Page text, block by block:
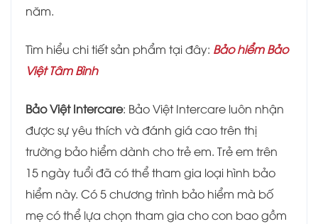
năm.
Tìm hiểu chi tiết sản phẩm tại đây: Bảo hiểm Bảo
Việt Tâm Bình
Bảo Việt Intercare: Bảo Việt Intercare luôn nhận
được sự yêu thích và đánh giá cao trên thị
trường bảo hiểm dành cho trẻ em. Trẻ em trên
15 ngày tuổi đã có thể tham gia loại hình bảo
hiểm này. Có 5 chương trình bảo hiểm mà bố
mẹ có thể lựa chọn tham gia cho con bao gồm